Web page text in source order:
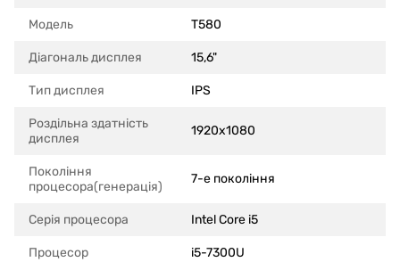
Модель T580
Діагональ дисплея 15,6"
Тип дисплея IPS
Роздільна здатність
дисплея
1920x1080
Покоління
процесора(генерація)
7-е покоління
Серія процесора Intel Core i5
Процесор i5-7300U